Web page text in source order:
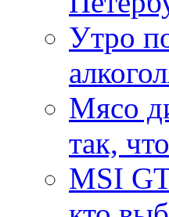
Утро
Мясо
так,
MSI